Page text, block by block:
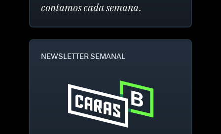
contamos cada semana.
NEWSLETTER SEMANAL